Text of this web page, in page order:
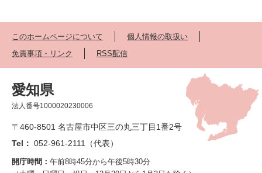
このホームページについて
個人情報の取扱い
免責事項・リンク
RSS配信
愛知県
法人番号1000020230006
〒460-8501 名古屋市中区三の丸三丁目1番2号
Tel： 052-961-2111（代表）
開庁時間： 午前8時45分から午後5時30分